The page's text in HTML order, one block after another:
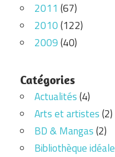
2011 (67)
2010(122)
2009(40)
Catégories
Actualités(4)
Arts et artistes(2)
BD & Mangas(2)
Bibliothèque idéale